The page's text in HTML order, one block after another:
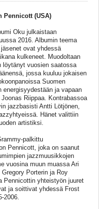
Pennicott (USA)
Oku julkaistaan
2016. Albumin teema
ovat yhdessä
kulkeneet. Muodoltaan
löytänyt vuosien saatossa
jossa kuuluu jokaisen
Suomen
ja vapaan
Riippaa. Kontrabassoa
jazzbasisti Antti Lötjönen,
Hänet valittiin
artistiksi.
palkittu
Pennicott, joka on saanut
jazzmuusikkojen
vuosina muun muassa Ari
Porterin ja Roy
Pennicottin yhteistyön juuret
ja soittivat yhdessä Frost
2006.